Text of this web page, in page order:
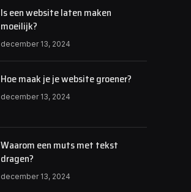
Is een website laten maken
moeilijk?
december 13, 2024
Hoe maak je je website groener?
december 13, 2024
Waarom een muts met tekst
dragen?
december 13, 2024